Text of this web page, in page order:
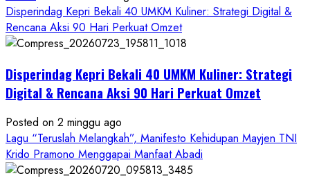
Disperindag Kepri Bekali 40 UMKM Kuliner: Strategi Digital &
Rencana Aksi 90 Hari Perkuat Omzet
Disperindag Kepri Bekali 40 UMKM Kuliner: Strategi
Digital & Rencana Aksi 90 Hari Perkuat Omzet
Posted on 2 minggu ago
Lagu “Teruslah Melangkah”, Manifesto Kehidupan Mayjen TNI
Krido Pramono Menggapai Manfaat Abadi